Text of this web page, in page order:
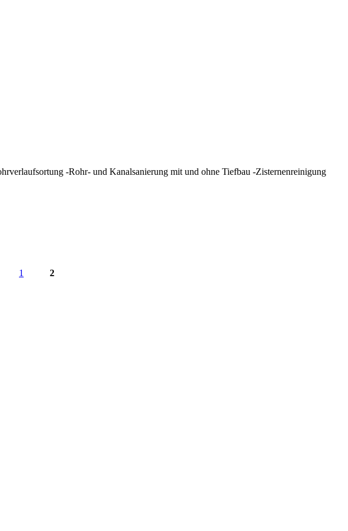
-Rohr- und Kanalsanierung mit und ohne Tiefbau -Zisternenreinigung
1 2